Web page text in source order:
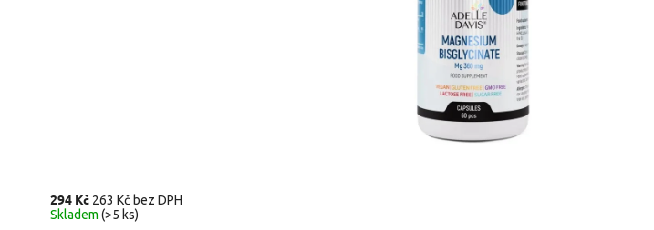
294 Kč 263 Kč bez DPH
Skladem (>5 ks)